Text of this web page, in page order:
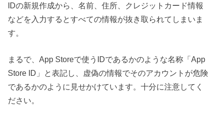
IDの新規作成から、名前、住所、クレジットカード情報
などを入力するとすべての情報が抜き取られてしまいま
す。
まるで、App Storeで使うIDであるかのような名称「App
Store ID」と表記し、虚偽の情報でそのアカウントが危険
であるかのように見せかけています。十分に注意してく
ださい。